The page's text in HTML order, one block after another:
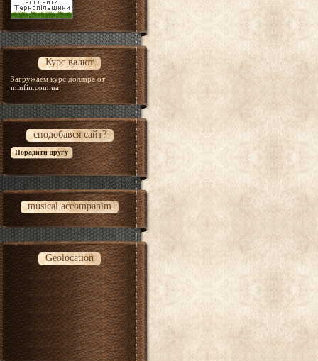
Курс валют
Загружаем курс доллара от
minfin.com.ua
сподобався сайт?
musical accompanim
Geolocation